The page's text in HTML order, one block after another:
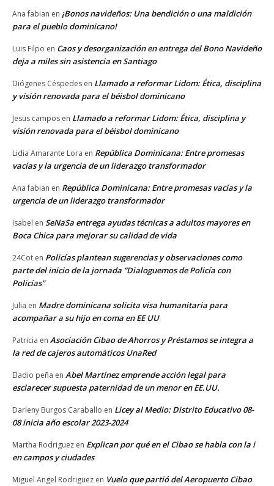
Ana fabian en ¡Bonos navideños: Una bendición o una maldición
para el pueblo dominicano!
Luis Filpo en Caos y desorganización en entrega del Bono Navideño
deja a miles sin asistencia en Santiago
Diógenes Céspedes en Llamado a reformar Lidom: Ética, disciplina
y visión renovada para el béisbol dominicano
Jesus campos en Llamado a reformar Lidom: Ética, disciplina y
visión renovada para el béisbol dominicano
Lidia Amarante Lora en República Dominicana: Entre promesas
vacías y la urgencia de un liderazgo transformador
Ana fabian en República Dominicana: Entre promesas vacías y la
urgencia de un liderazgo transformador
Isabel en SeNaSa entrega ayudas técnicas a adultos mayores en
Boca Chica para mejorar su calidad de vida
24Cot en Policías plantean sugerencias y observaciones como
parte del inicio de la jornada “Dialoguemos de Policía con
Policías”
Julia en Madre dominicana solicita visa humanitaria para
acompañar a su hijo en coma en EE UU
Patricia en Asociación Cibao de Ahorros y Préstamos se integra a
la red de cajeros automáticos UnaRed
Eladio peña en Abel Martínez emprende acción legal para
esclarecer supuesta paternidad de un menor en EE.UU.
Darleny Burgos Caraballo en Licey al Medio: Distrito Educativo 08-
08 inicia año escolar 2023-2024
Martha Rodriguez en Explican por qué en el Cibao se habla con la i
en campos y ciudades
Miguel Angel Rodriguez en Vuelo que partió del Aeropuerto Cibao